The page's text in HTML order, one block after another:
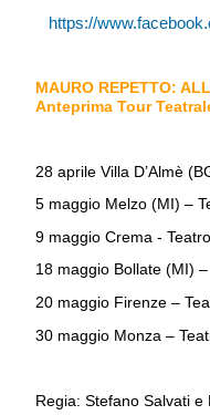
https://
MAURO REPETTO:
Anteprima Tour
28 aprile Villa D’Almè
5 maggio Melzo (MI) –
9 maggio Crema -
18 maggio Bollate (MI)
20 maggio Firenze –
30 maggio Monza –
Regia: Stefano Salvati e